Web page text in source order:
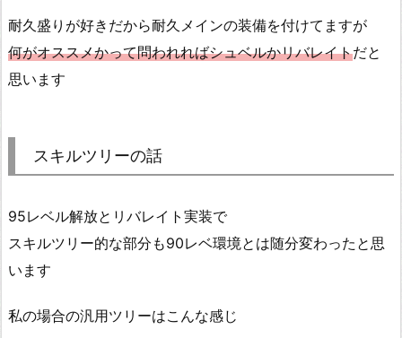
耐久盛りが好きだから耐久メインの装備を付けてますが
何がオススメかって問われればシュベルかリバレイトだと
思います
スキルツリーの話
95レベル解放とリバレイト実装で
スキルツリー的な部分も90レベ環境とは随分変わったと思
います
私の場合の汎用ツリーはこんな感じ